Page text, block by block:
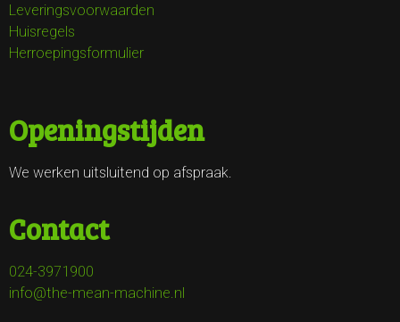
Leveringsvoorwaarden
Huisregels
Herroepingsformulier
Openingstijden
We werken uitsluitend op afspraak.
Contact
024-3971900
info@the-mean-machine.nl